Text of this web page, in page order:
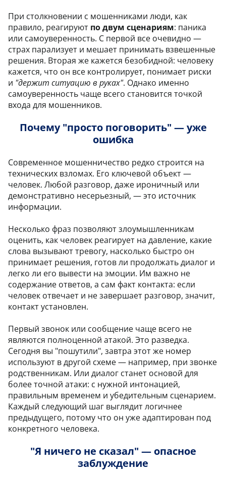
При столкновении с мошенниками люди, как
правило, реагируют по двум сценариям: паника
или самоуверенность. С первой все очевидно —
страх парализует и мешает принимать взвешенные
решения. Вторая же кажется безобидной: человеку
кажется, что он все контролирует, понимает риски
и "держит ситуацию в руках". Однако именно
самоуверенность чаще всего становится точкой
входа для мошенников.
Почему "просто поговорить" — уже
ошибка
Современное мошенничество редко строится на
технических взломах. Его ключевой объект —
человек. Любой разговор, даже ироничный или
демонстративно несерьезный, — это источник
информации.
Несколько фраз позволяют злоумышленникам
оценить, как человек реагирует на давление, какие
слова вызывают тревогу, насколько быстро он
принимает решения, готов ли продолжать диалог и
легко ли его вывести на эмоции. Им важно не
содержание ответов, а сам факт контакта: если
человек отвечает и не завершает разговор, значит,
контакт установлен.
Первый звонок или сообщение чаще всего не
являются полноценной атакой. Это разведка.
Сегодня вы "пошутили", завтра этот же номер
используют в другой схеме — например, при звонке
родственникам. Или диалог станет основой для
более точной атаки: с нужной интонацией,
правильным временем и убедительным сценарием.
Каждый следующий шаг выглядит логичнее
предыдущего, потому что он уже адаптирован под
конкретного человека.
"Я ничего не сказал" — опасное
заблуждение